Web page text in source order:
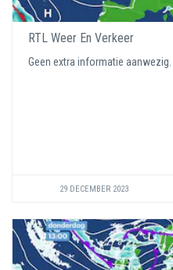
RTL Weer En Verkeer
Geen extra informatie aanwezig.
29 DECEMBER 2023